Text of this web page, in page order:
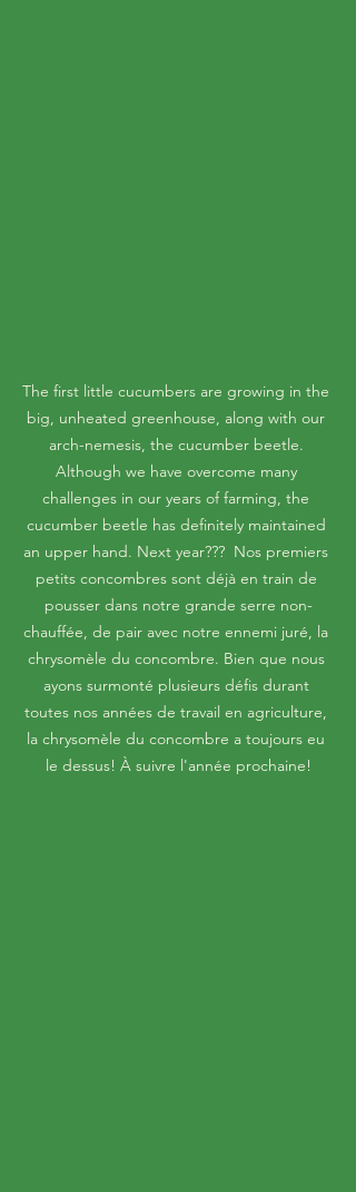
The first little cucumbers are growing in the
big, unheated greenhouse, along with our
arch-nemesis, the cucumber beetle.
Although we have overcome many
challenges in our years of farming, the
cucumber beetle has definitely maintained
an upper hand. Next year???  Nos premiers
petits concombres sont déjà en train de
pousser dans notre grande serre non-
chauffée, de pair avec notre ennemi juré, la
chrysomèle du concombre. Bien que nous
ayons surmonté plusieurs défis durant
toutes nos années de travail en agriculture,
la chrysomèle du concombre a toujours eu
le dessus! À suivre l'année prochaine!